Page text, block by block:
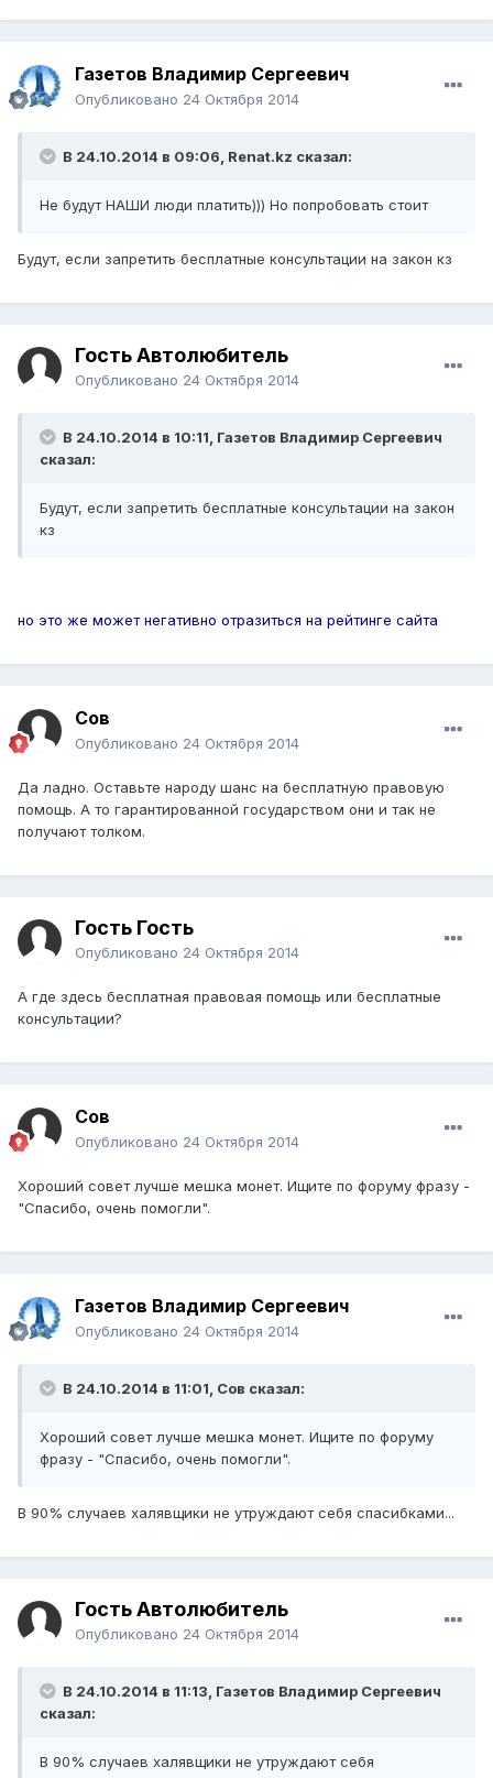
Газетов Владимир Сергеевич
Опубликовано 24 Октября 2014
В 24.10.2014 в 09:06, Renat.kz сказал:
Не будут НАШИ люди платить))) Но попробовать стоит
Будут, если запретить бесплатные консультации на закон кз
Гость Автолюбитель
Опубликовано 24 Октября 2014
В 24.10.2014 в 10:11, Газетов Владимир Сергеевич
сказал:
Будут, если запретить бесплатные консультации на закон
кз
но это же может негативно отразиться на рейтинге сайта
Сов
Опубликовано 24 Октября 2014
Да ладно. Оставьте народу шанс на бесплатную правовую
помощь. А то гарантированной государством они и так не
получают толком.
Гость Гость
Опубликовано 24 Октября 2014
А где здесь бесплатная правовая помощь или бесплатные
консультации?
Сов
Опубликовано 24 Октября 2014
Хороший совет лучше мешка монет. Ищите по форуму фразу -
"Спасибо, очень помогли".
Газетов Владимир Сергеевич
Опубликовано 24 Октября 2014
В 24.10.2014 в 11:01, Сов сказал:
Хороший совет лучше мешка монет. Ищите по форуму
фразу - "Спасибо, очень помогли".
В 90% случаев халявщики не утруждают себя спасибками...
Гость Автолюбитель
Опубликовано 24 Октября 2014
В 24.10.2014 в 11:13, Газетов Владимир Сергеевич
сказал:
В 90% случаев халявщики не утруждают себя